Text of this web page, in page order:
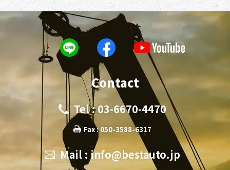
Contact
Tel : 03-6670-4470
Fax : 050-3588-6317
Mail : info@bestauto.jp